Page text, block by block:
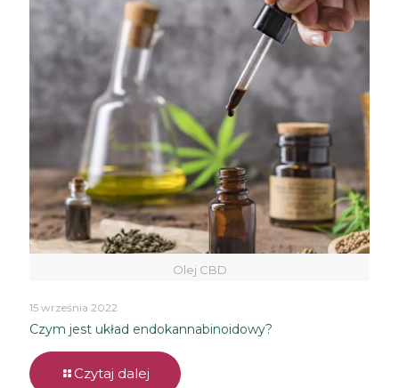
Olej CBD
15 września 2022
Czym jest układ endokannabinoidowy?
Czytaj dalej